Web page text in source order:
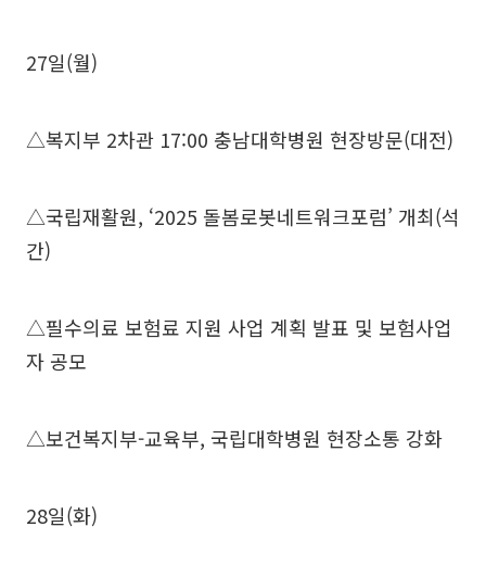
27일(월)
△복지부 2차관 17:00 충남대학병원 현장방문(대전)
△국립재활원, ‘2025 돌봄로봇네트워크포럼’ 개최(석
간)
△필수의료 보험료 지원 사업 계획 발표 및 보험사업
자 공모
△보건복지부-교육부, 국립대학병원 현장소통 강화
28일(화)